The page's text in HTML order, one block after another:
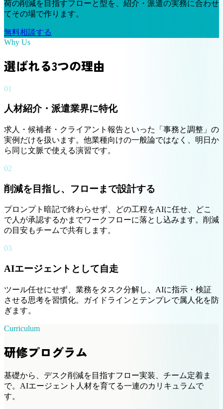
荷の削減を目指すフローと型を、紹介・派遣の実務に合わせ
てその場で作ります。
無料相談する
Why Us
選ばれる3つの理由
01
人材紹介・派遣業界に特化
求人・候補者・クライアント報告といった「事務と調整」の
実例だけを扱います。他業種向けの一般論ではなく、明日か
ら同じ文脈で使える演習です。
02
削減を目指し、フローまで設計する
プロンプト暗記で終わらせず、どの工程をAIに任せ、どこ
で人が承認するかまでワークフローに落とし込みます。削減
の目安もチームで共有します。
03
AIエージェントとして自走
ツール任せにせず、業務をタスク分解し、AIに指示・検証
させる思考を習慣化。ガイドラインとテンプレで属人化を防
ぎます。
Curriculum
研修プログラム
基礎から、デスク削減を目指すフロー実装、チーム定着ま
で。AIエージェント人材を育てる一連のカリキュラムで
す。